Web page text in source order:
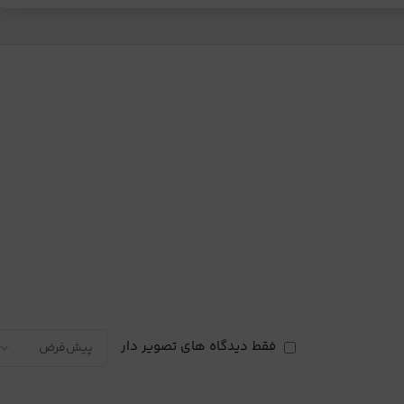
فقط دیدگاه های تصویر دار